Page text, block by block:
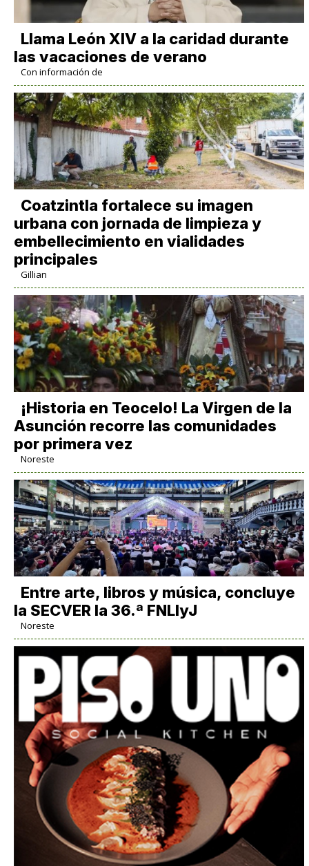
Llama León XIV a la caridad durante
las vacaciones de verano
Con información de
Coatzintla fortalece su imagen
urbana con jornada de limpieza y
embellecimiento en vialidades
principales
Gillian
​¡Historia en Teocelo! La Virgen de la
Asunción recorre las comunidades
por primera vez
Noreste
Entre arte, libros y música, concluye
la SECVER la 36.ª FNLIyJ
Noreste